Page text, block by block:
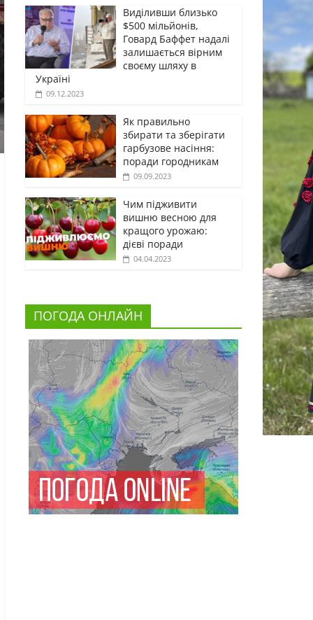
Виділивши близько
$500 мільйонів,
Говард Баффет надалі
залишається вірним
своєму шляху в
Україні
09.12.2023
Як правильно
збирати та зберігати
гарбузове насіння:
поради городникам
09.09.2023
Чим підживити
вишню весною для
кращого урожаю:
дієві поради
04.04.2023
ПОГОДА ОНЛАЙН